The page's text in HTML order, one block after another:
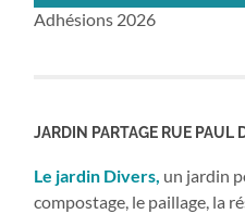
Adhésions 2026
JARDIN PARTAGE RUE PAUL
Le jardin Divers, un jardin
compostage, le paillage, la